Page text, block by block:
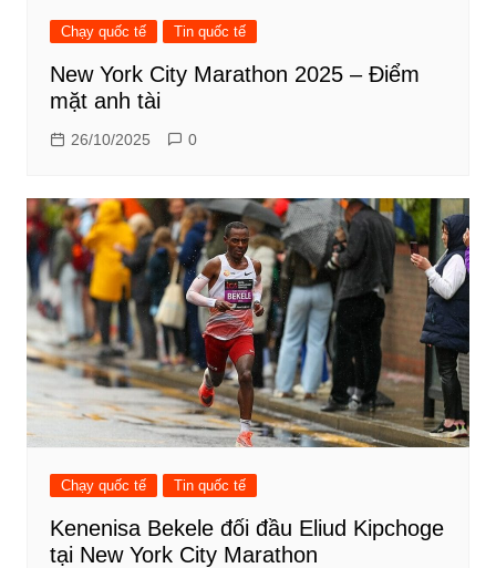
Chạy quốc tế Tin quốc tế
New York City Marathon 2025 – Điểm
mặt anh tài
26/10/2025 0
Chạy quốc tế Tin quốc tế
Kenenisa Bekele đối đầu Eliud Kipchoge
tại New York City Marathon